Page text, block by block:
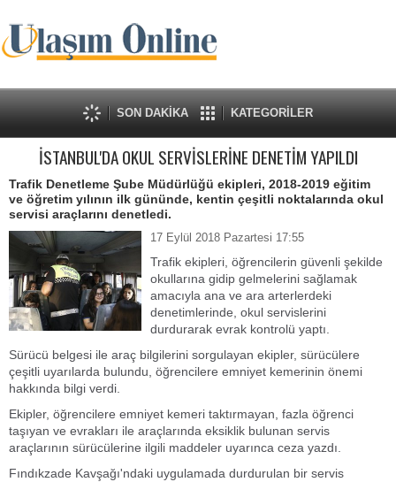
SON DAKİKA KATEGORİLER
İSTANBUL'DA OKUL SERVİSLERİNE DENETİM YAPILDI
Trafik Denetleme Şube Müdürlüğü ekipleri, 2018-2019 eğitim
ve öğretim yılının ilk gününde, kentin çeşitli noktalarında okul
servisi araçlarını denetledi.
17 Eylül 2018 Pazartesi 17:55
Trafik ekipleri, öğrencilerin güvenli şekilde
okullarına gidip gelmelerini sağlamak
amacıyla ana ve ara arterlerdeki
denetimlerinde, okul servislerini
durdurarak evrak kontrolü yaptı.
Sürücü belgesi ile araç bilgilerini sorgulayan ekipler, sürücülere
çeşitli uyarılarda bulundu, öğrencilere emniyet kemerinin önemi
hakkında bilgi verdi.
Ekipler, öğrencilere emniyet kemeri taktırmayan, fazla öğrenci
taşıyan ve evrakları ile araçlarında eksiklik bulunan servis
araçlarının sürücülerine ilgili maddeler uyarınca ceza yazdı.
Fındıkzade Kavşağı'ndaki uygulamada durdurulan bir servis